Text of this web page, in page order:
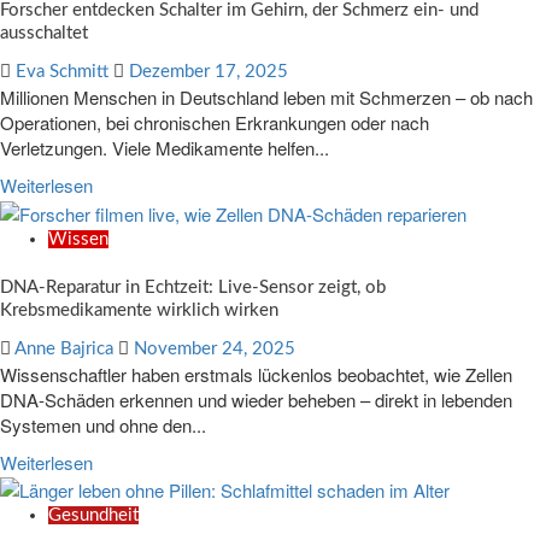
Forscher entdecken Schalter im Gehirn, der Schmerz ein- und
ausschaltet
Eva Schmitt Dezember 17, 2025
Millionen Menschen in Deutschland leben mit Schmerzen – ob nach
Operationen, bei chronischen Erkrankungen oder nach
Verletzungen. Viele Medikamente helfen...
Weiterlesen
Wissen
DNA-Reparatur in Echtzeit: Live-Sensor zeigt, ob
Krebsmedikamente wirklich wirken
Anne Bajrica November 24, 2025
Wissenschaftler haben erstmals lückenlos beobachtet, wie Zellen
DNA-Schäden erkennen und wieder beheben – direkt in lebenden
Systemen und ohne den...
Weiterlesen
Gesundheit